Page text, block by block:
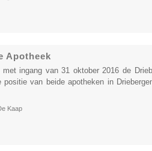
Apotheek
ingang van 31 oktober 2016 de
positie van beide apotheken in
Kaap